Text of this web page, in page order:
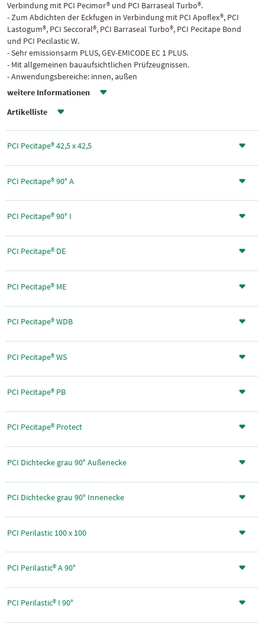
Verbindung mit PCI Pecimor® und PCI Barraseal Turbo®.
- Zum Abdichten der Eckfugen in Verbindung mit PCI Apoflex®, PCI
Lastogum®, PCI Seccoral®, PCI Barraseal Turbo®, PCI Pecitape Bond
und PCI Pecilastic W.
- Sehr emissionsarm PLUS, GEV-EMICODE EC 1 PLUS.
- Mit allgemeinen bauaufsichtlichen Prüfzeugnissen.
- Anwendungsbereiche: innen, außen
weitere Informationen
Artikelliste
PCI Pecitape® 42,5 x 42,5
PCI Pecitape® 90° A
PCI Pecitape® 90° I
PCI Pecitape® DE
PCI Pecitape® ME
PCI Pecitape® WDB
PCI Pecitape® WS
PCI Pecitape® PB
PCI Pecitape® Protect
PCI Dichtecke grau 90° Außenecke
PCI Dichtecke grau 90° Innenecke
PCI Perilastic 100 x 100
PCI Perilastic® A 90°
PCI Perilastic® I 90°